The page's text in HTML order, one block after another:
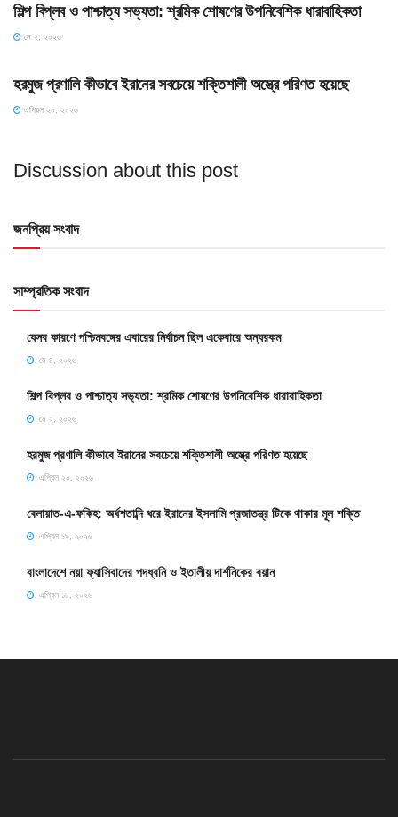
শিল্প বিপ্লব ও পাশ্চাত্য সভ্যতা: শ্রমিক শোষণের উপনিবেশিক ধারাবাহিকতা
মে ২, ২০২৬
হরমুজ প্রণালি কীভাবে ইরানের সবচেয়ে শক্তিশালী অস্ত্রে পরিণত হয়েছে
এপ্রিল ২০, ২০২৬
Discussion about this post
জনপ্রিয় সংবাদ
সাম্প্রতিক সংবাদ
যেসব কারণে পশ্চিমবঙ্গের এবারের নির্বাচন ছিল একেবারে অন্যরকম
মে ৪, ২০২৬
শিল্প বিপ্লব ও পাশ্চাত্য সভ্যতা: শ্রমিক শোষণের উপনিবেশিক ধারাবাহিকতা
মে ২, ২০২৬
হরমুজ প্রণালি কীভাবে ইরানের সবচেয়ে শক্তিশালী অস্ত্রে পরিণত হয়েছে
এপ্রিল ২০, ২০২৬
বেলায়াত-এ-ফকিহ: অর্ধশতাব্দি ধরে ইরানের ইসলামি প্রজাতন্ত্র টিকে থাকার মূল শক্তি
এপ্রিল ১৯, ২০২৬
বাংলাদেশে নয়া ফ্যাসিবাদের পদধ্বনি ও ইতালীয় দার্শনিকের বয়ান
এপ্রিল ১৮, ২০২৬